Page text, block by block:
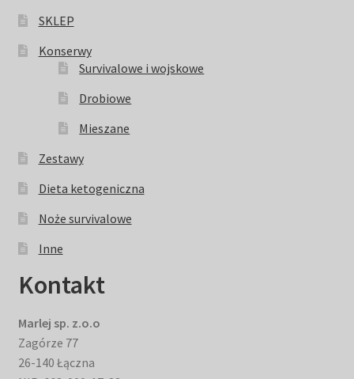
SKLEP
Konserwy
Survivalowe i wojskowe
Drobiowe
Mieszane
Zestawy
Dieta ketogeniczna
Noże survivalowe
Inne
Kontakt
Marlej sp. z.o.o
Zagórze 77
26-140 Łączna